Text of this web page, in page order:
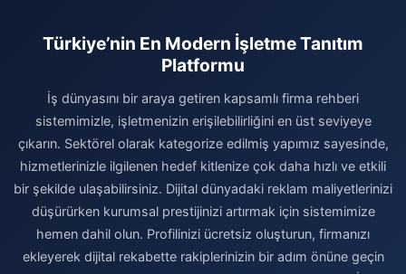
Türkiye’nin En Modern İşletme Tanıtım
Platformu
İş dünyasını bir araya getiren kapsamlı firma rehberi
sistemimizle, işletmenizin erişilebilirliğini en üst seviyeye
çıkarın. Sektörel olarak kategorize edilmiş yapımız sayesinde,
hizmetlerinizle ilgilenen hedef kitlenize çok daha hızlı ve etkili
bir şekilde ulaşabilirsiniz. Dijital dünyadaki reklam maliyetlerinizi
düşürürken kurumsal prestijinizi artırmak için sistemimize
hemen dahil olun. Profilinizi ücretsiz oluşturun, firmanızı
ekleyerek dijital rekabette rakiplerinizin bir adım önüne geçin